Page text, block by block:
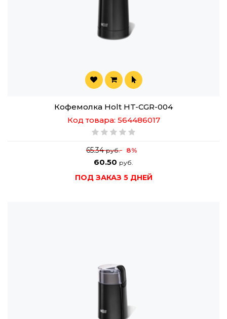
Кофемолка Holt HT-CGR-004
Код товара: 564486017
65.34руб. 8%
60.50 руб.
ПОД ЗАКАЗ 5 ДНЕЙ